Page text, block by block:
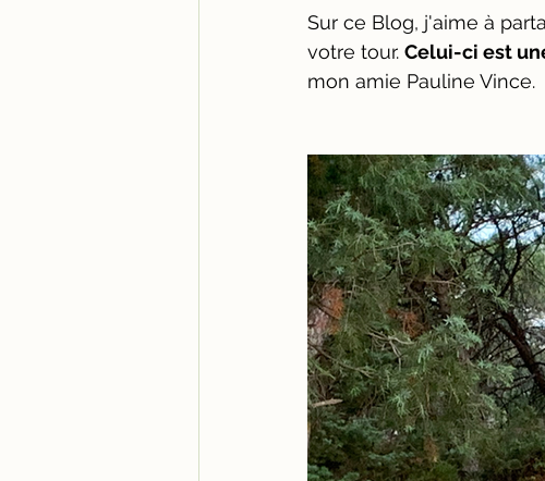
Sur ce Blog, j'aime à
votre tour. Celui-ci est
mon amie Pauline Vince.